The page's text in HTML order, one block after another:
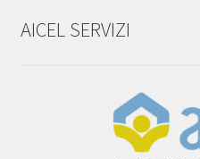
AICEL SERVIZI